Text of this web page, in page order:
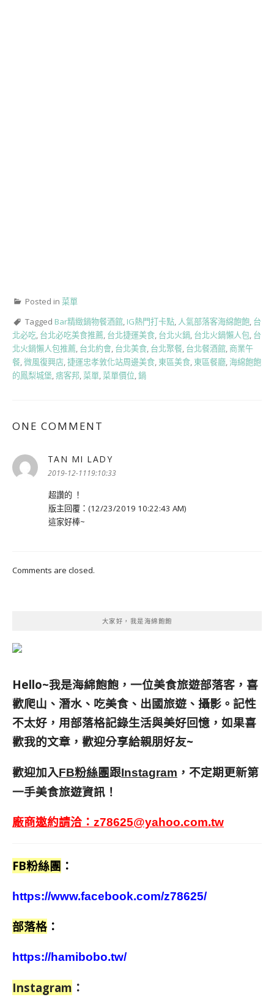
Posted in 菜單
Tagged Bar精緻鍋物餐酒館, IG熱門打卡點, 人氣部落客海綿飽飽, 台
北必吃, 台北必吃美食推薦, 台北捷運美食, 台北火鍋, 台北火鍋懶人包, 台
北火鍋懶人包推薦, 台北約會, 台北美食, 台北聚餐, 台北餐酒館,商業午
餐,微風復興店,捷運忠孝敦化站周邊美食, 東區美食, 東區餐廳, 海綿飽飽
的鳳梨城堡,痞客邦,菜單,菜單價位,鍋
ONE COMMENT
TAN MI LADY
示:
2019-12-1119:10:33
超讚的 ！
版主回覆：(12/23/2019 10:22:43 AM)
這家好棒~
Comments are closed.
大家好，我是海綿飽飽
Hello~我是海綿飽飽，一位美食旅遊部落客， 喜
歡爬山、潛水、吃美食、出國旅遊、攝影。 記性
不太好，用部落格記錄生活與美好回憶， 如果喜
歡我的文章，歡迎分享給親朋好友~
歡迎加入FB粉絲團跟Instagram ，不定期更新第
一手美食旅遊資訊！
廠商邀約請洽： z78625@yahoo.com.tw
FB粉絲團 ：
https://www.facebook.com/z78625/
部落格 ：
https://hamibobo.tw/
Instagram ：